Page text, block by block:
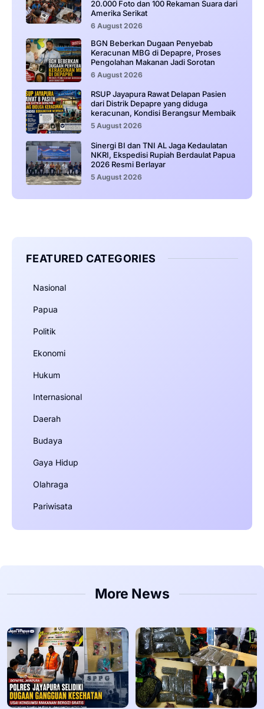
20.000 Foto dan 100 Rekaman Suara dari
Amerika Serikat
6 August 2026
BGN Beberkan Dugaan Penyebab
Keracunan MBG di Depapre, Proses
Pengolahan Makanan Jadi Sorotan
6 August 2026
RSUP Jayapura Rawat Delapan Pasien
dari Distrik Depapre yang diduga
keracunan, Kondisi Berangsur Membaik
5 August 2026
Sinergi BI dan TNI AL Jaga Kedaulatan
NKRI, Ekspedisi Rupiah Berdaulat Papua
2026 Resmi Berlayar
5 August 2026
FEATURED CATEGORIES
Nasional
Papua
Politik
Ekonomi
Hukum
Internasional
Daerah
Budaya
Gaya Hidup
Olahraga
Pariwisata
More News